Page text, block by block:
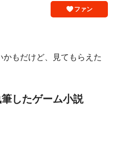
ファン
もだけど、見てもらえた
したゲーム小説